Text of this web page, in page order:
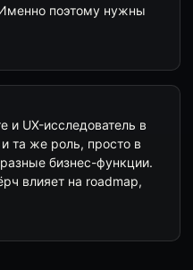
поэтому нужны
и UX-исследователь в
та же роль, просто в
бизнес-функции.
влияет на roadmap,